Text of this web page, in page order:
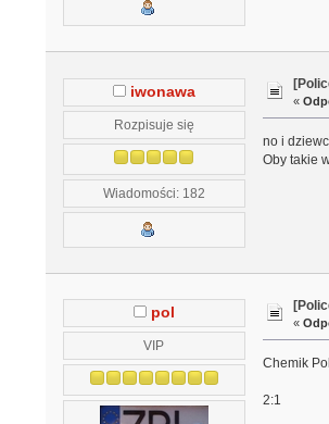
iwonawa
Rozpisuje się
Wiadomości: 182
«
no i
Oby takie
pol
VIP
«
Chemik
2:1